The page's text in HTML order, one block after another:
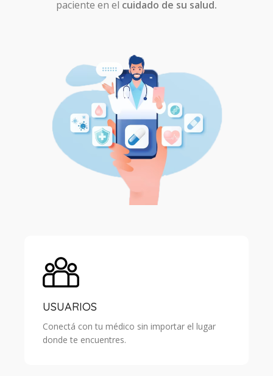
paciente en el cuidado de su salud.
USUARIOS
Conectá con tu médico sin importar el lugar
donde te encuentres.